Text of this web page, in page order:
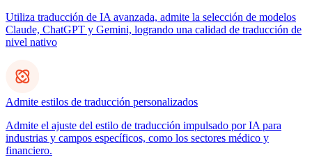
Utiliza traducción de IA avanzada, admite la selección de modelos
Claude, ChatGPT y Gemini, logrando una calidad de traducción de
nivel nativo
Admite estilos de traducción personalizados
Admite el ajuste del estilo de traducción impulsado por IA para
industrias y campos específicos, como los sectores médico y
financiero.